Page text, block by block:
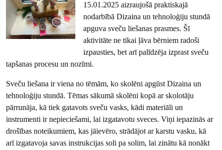
15.01.2025 aizraujošā praktiskajā
nodarbībā Dizaina un tehnoloģiju stundā
apguva sveču liešanas prasmes. Šī
aktivitāte ne tikai ļāva bērniem radoši
izpausties, bet arī palīdzēja izprast sveču
tapšanas procesu un nozīmi.
Sveču liešana ir viena no tēmām, ko skolēni apgūst Dizaina un
tehnoloģiju stundā. Tēmas sākumā skolēni kopā ar skolotāju
pārrunāja, kā tiek gatavots sveču vasks, kādi materiāli un
instrumenti ir nepieciešami, lai izgatavotu sveces. Viņi iepazinās ar
drošības noteikumiem, kas jāievēro, strādājot ar karstu vasku, kā
arī izgatavoja savas instrukcijas soli pa solim, lai zinātu kā nonākt